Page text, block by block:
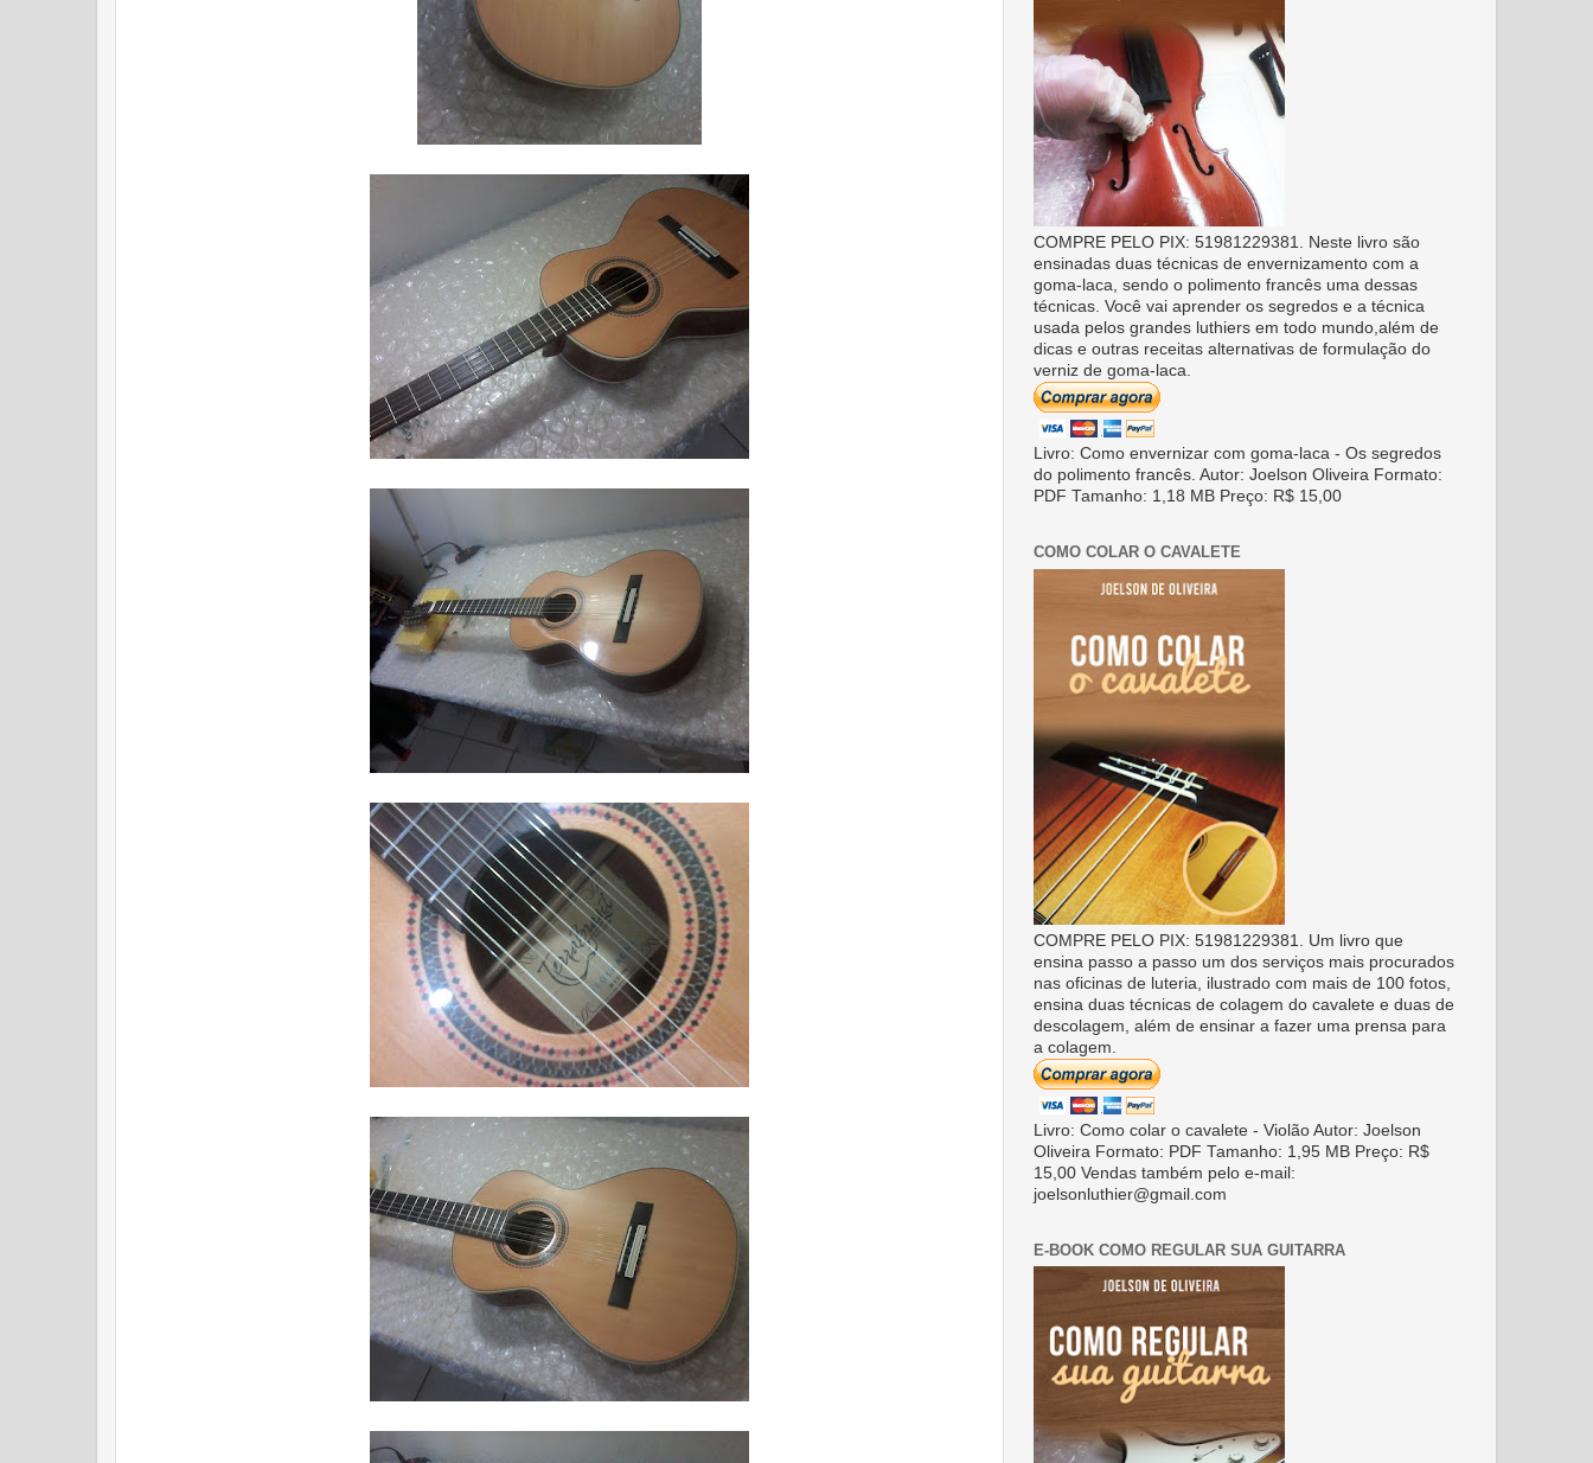
COMPRE PELO PIX: 51981229381. Neste livro são
ensinadas duas técnicas de envernizamento com a
goma-laca, sendo o polimento francês uma dessas
técnicas. Você vai aprender os segredos e a técnica
usada pelos grandes luthiers em todo mundo,além de
dicas e outras receitas alternativas de formulação do
verniz de goma-laca.
Livro: Como envernizar com goma-laca - Os segredos
do polimento francês. Autor: Joelson Oliveira Formato:
PDF Tamanho: 1,18 MB Preço: R$ 15,00
COMO COLAR O CAVALETE
COMPRE PELO PIX: 51981229381. Um livro que
ensina passo a passo um dos serviços mais procurados
nas oficinas de luteria, ilustrado com mais de 100 fotos,
ensina duas técnicas de colagem do cavalete e duas de
descolagem, além de ensinar a fazer uma prensa para
a colagem.
Livro: Como colar o cavalete - Violão Autor: Joelson
Oliveira Formato: PDF Tamanho: 1,95 MB Preço: R$
15,00 Vendas também pelo e-mail:
joelsonluthier@gmail.com
E-BOOK COMO REGULAR SUA GUITARRA